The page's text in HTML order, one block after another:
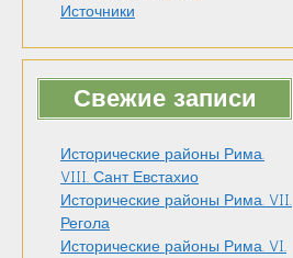
Источники
Свежие записи
Исторические районы Рима.
VIII. Сант Евстахио
Исторические районы Рима. VII.
Регола
Исторические районы Рима. VI.